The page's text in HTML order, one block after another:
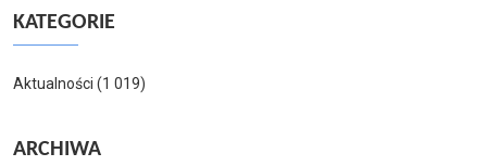
KATEGORIE
Aktualności (1 019)
ARCHIWA